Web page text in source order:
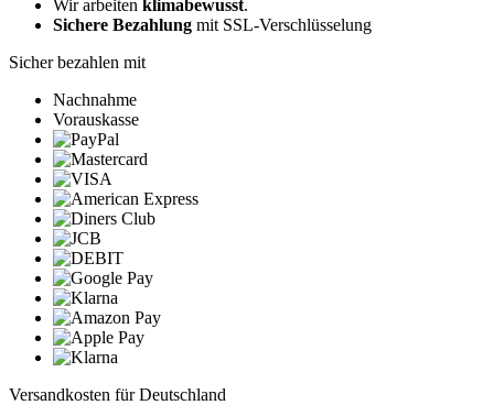
Wir arbeiten klimabewusst.
Sichere Bezahlung mit SSL-Verschlüsselung
Sicher bezahlen mit
Nachnahme
Vorauskasse
Versandkosten für Deutschland